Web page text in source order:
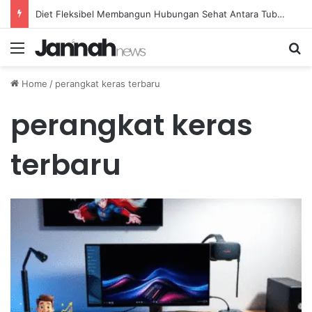
Diet Fleksibel Membangun Hubungan Sehat Antara Tubuh dan Makanan Sehari-hari
Menu
Home / perangkat keras terbaru
perangkat keras
terbaru